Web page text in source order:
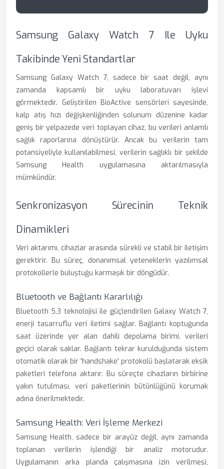
Samsung Galaxy Watch 7 Ile Uyku
Takibinde Yeni Standartlar
Samsung Galaxy Watch 7, sadece bir saat değil, aynı
zamanda kapsamlı bir uyku laboratuvarı işlevi
görmektedir. Geliştirilen BioActive sensörleri sayesinde,
kalp atış hızı değişkenliğinden solunum düzenine kadar
geniş bir yelpazede veri toplayan cihaz, bu verileri anlamlı
sağlık raporlarına dönüştürür. Ancak bu verilerin tam
potansiyeliyle kullanılabilmesi, verilerin sağlıklı bir şekilde
Samsung Health uygulamasına aktarılmasıyla
mümkündür.
Senkronizasyon Sürecinin Teknik
Dinamikleri
Veri aktarımı, cihazlar arasında sürekli ve stabil bir iletişim
gerektirir. Bu süreç, donanımsal yeteneklerin yazılımsal
protokollerle buluştuğu karmaşık bir döngüdür.
Bluetooth ve Bağlantı Kararlılığı
Bluetooth 5.3 teknolojisi ile güçlendirilen Galaxy Watch 7,
enerji tasarruflu veri iletimi sağlar. Bağlantı koptuğunda
saat üzerinde yer alan dahili depolama birimi, verileri
geçici olarak saklar. Bağlantı tekrar kurulduğunda sistem
otomatik olarak bir 'handshake' protokolü başlatarak eksik
paketleri telefona aktarır. Bu süreçte cihazların birbirine
yakın tutulması, veri paketlerinin bütünlüğünü korumak
adına önerilmektedir.
Samsung Health: Veri İşleme Merkezi
Samsung Health, sadece bir arayüz değil, aynı zamanda
toplanan verilerin işlendiği bir analiz motorudur.
Uygulamanın arka planda çalışmasına izin verilmesi,